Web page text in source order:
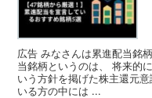
広告 みなさんは累進配当銘
当銘柄というのは、 将来的
いう方針を掲げた株主還元
いる方の中には ...